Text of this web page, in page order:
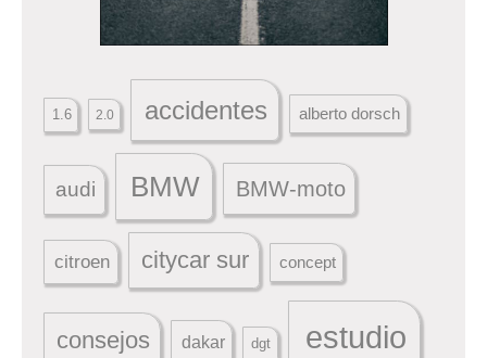
1.6 2.0 accidentes alberto dorsch
audi BMW BMW-moto
citroen citycar sur concept
consejos dakar dgt estudio